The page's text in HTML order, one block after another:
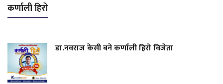
कर्णाली हिरो
डा.नवराज केसी बने कर्णाली हिरो विजेता